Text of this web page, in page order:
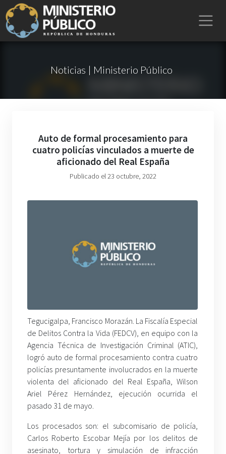
Noticias | Ministerio Público
Auto de formal procesamiento para
cuatro policías vinculados a muerte de
aficionado del Real España
Publicado el 23 octubre, 2022
Tegucigalpa, Francisco Morazán. La Fiscalía Especial
de Delitos Contra la Vida (FEDCV), en equipo con la
Agencia Técnica de Investigación Criminal (ATIC),
logró auto de formal procesamiento contra cuatro
policías presuntamente involucrados en la muerte
violenta del aficionado del Real España, Wilson
Ariel Pérez Hernández, ejecución ocurrida el
pasado 31 de mayo.
Los procesados son: el subcomisario de policía,
Carlos Roberto Escobar Mejía por los delitos de
asesinato, tortura y simulación de infracción